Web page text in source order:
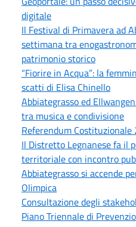
digitale
Il Festival di Primavera ad
settimana tra
patrimonio storico
“Fiorire in Acqua”: la
scatti di Elisa Chinello
Abbiategrasso ed
tra musica e condivisione
Referendum
Il Distretto Legnanese fa il
territoriale con incontro
Abbiategrasso si accende
Olimpica
Consultazione degli
Piano Triennale di